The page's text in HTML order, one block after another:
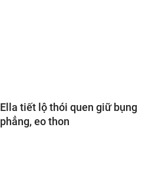
Ella tiết lộ thói quen giữ bụng
phẳng, eo thon